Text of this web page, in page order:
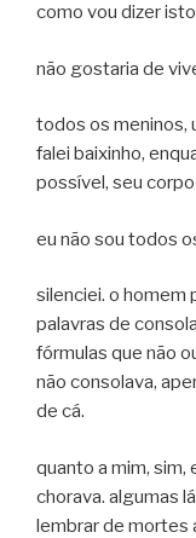
como vou dizer
não gostaria de
todos os meninos,
falei baixinho,
possível, seu
eu não sou todos
silenciei. o homem
palavras de
fórmulas que não
não consolava,
de cá.
quanto a mim, sim,
chorava. algumas
lembrar de mortes